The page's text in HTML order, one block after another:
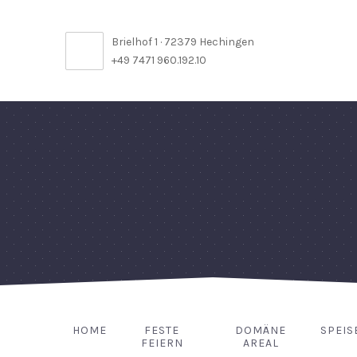
Brielhof 1 · 72379 Hechingen
+49 7471 960.192.10
HOME
FESTE
FEIERN
DOMÄNE
AREAL